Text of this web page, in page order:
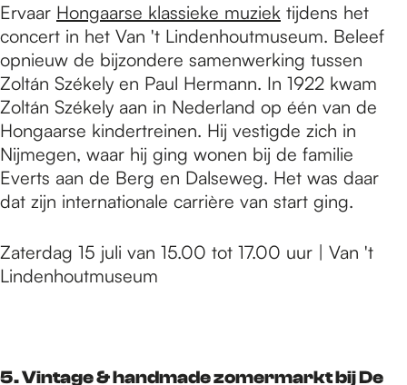
Ervaar Hongaarse klassieke muziek tijdens het
concert in het Van 't Lindenhoutmuseum. Beleef
opnieuw de bijzondere samenwerking tussen
Zoltán Székely en Paul Hermann. In 1922 kwam
Zoltán Székely aan in Nederland op één van de
Hongaarse kindertreinen. Hij vestigde zich in
Nijmegen, waar hij ging wonen bij de familie
Everts aan de Berg en Dalseweg. Het was daar
dat zijn internationale carrière van start ging.
Zaterdag 15 juli van 15.00 tot 17.00 uur | Van 't
Lindenhoutmuseum
5. Vintage & handmade zomermarkt bij De